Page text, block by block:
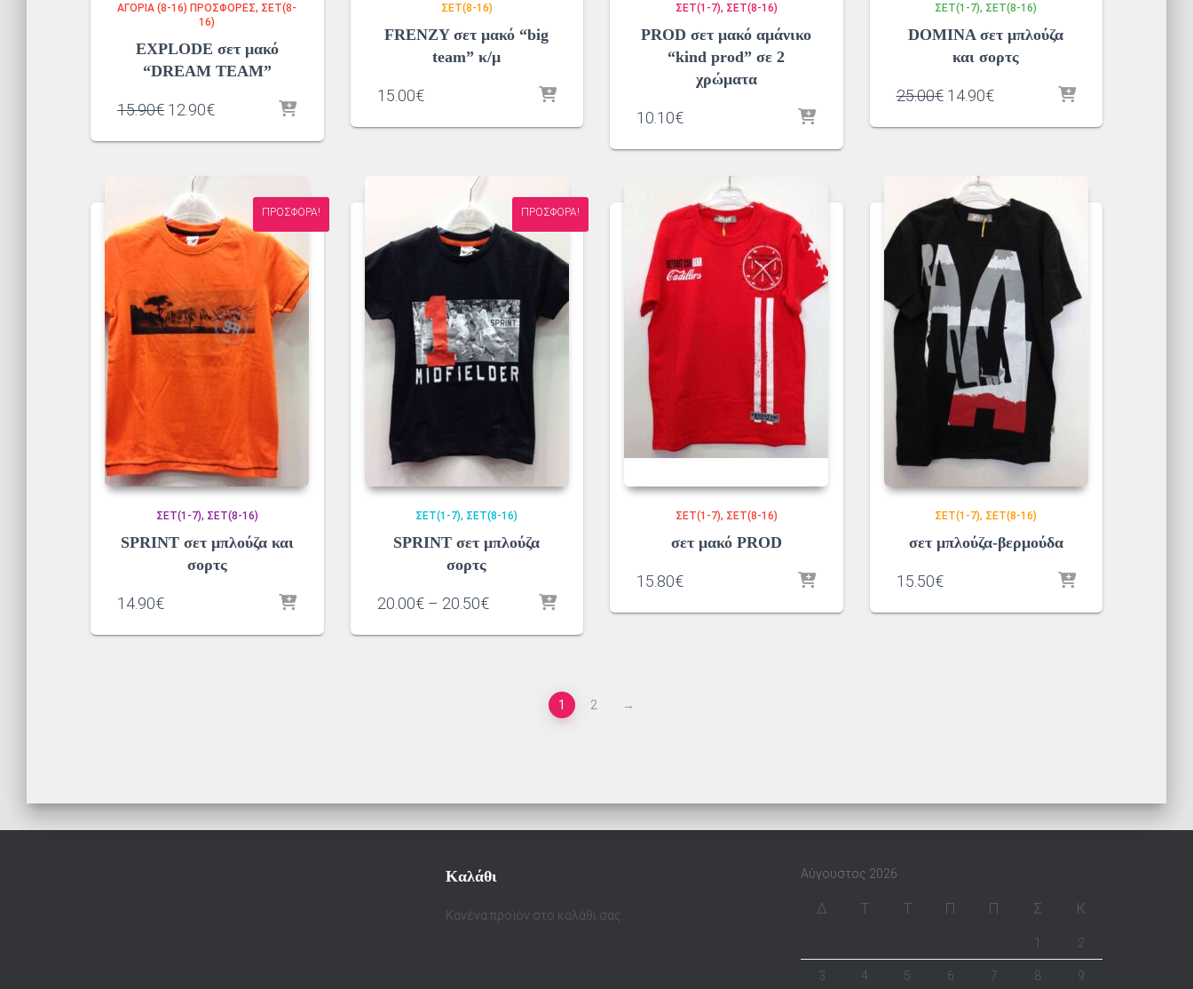
ΑΓΌΡΙΑ (8-16) ΠΡΟΣΦΟΡΈΣ ΣΕΤ(8-
16)
EXPLODE σετ μακό
“DREAM TEAM”
15.90€ Original
was:
12.90€Η
τιμή
ΣΕΤ(8-16)
FRENZY σετ μακό “big
team” κ/μ
15.00€
ΣΕΤ(1-7) ΣΕΤ(8-16)
PROD σετ μακό αμάνικο
“kind prod” σε 2
χρώματα
10.10€
ΣΕΤ(1-7) ΣΕΤ(8-16)
DOMINA σετ μπλούζα
και σορτς
25.00€ Original
was:
14.90€Η
τιμή
ΠΡΟΣΦΟΡΆ!
ΣΕΤ(1-7) ΣΕΤ(8-16)
SPRINT σετ μπλούζα και
σορτς
14.90€
ΠΡΟΣΦΟΡΆ!
ΣΕΤ(1-7) ΣΕΤ(8-16)
SPRINT σετ μπλούζα
σορτς
20.00€ – 20.50€Price
20.00€
ΣΕΤ(1-7) ΣΕΤ(8-16)
σετ μακό PROD
15.80€
ΣΕΤ(1-7) ΣΕΤ(8-16)
σετ μπλούζα-βερμούδα
15.50€
1 2 →
Καλάθι
Κανένα προϊόν στο καλάθι σας.
Αύγουστος 2026
Δ Τ Τ Π Π Σ Κ
1 2
3 4 5 6 7 8 9